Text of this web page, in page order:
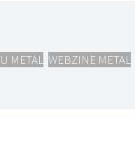
METAL WEBZINE METAL